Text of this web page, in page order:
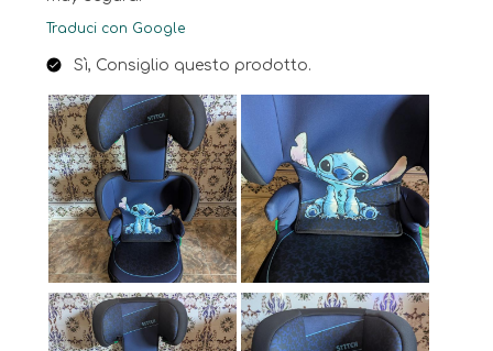
Traduci con Google
Sì, Consiglio questo prodotto.